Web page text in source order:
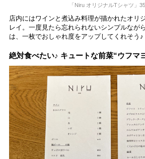
「Niru オリジナルTシャツ」
店内にはワインと煮込み料理が描かれたオリ
レイ。一度見たら忘れられないシンプルなが
は、一枚でおしゃれ度をアップしてくれそう♪
絶対食べたい♪ キュートな前菜“ウフマ